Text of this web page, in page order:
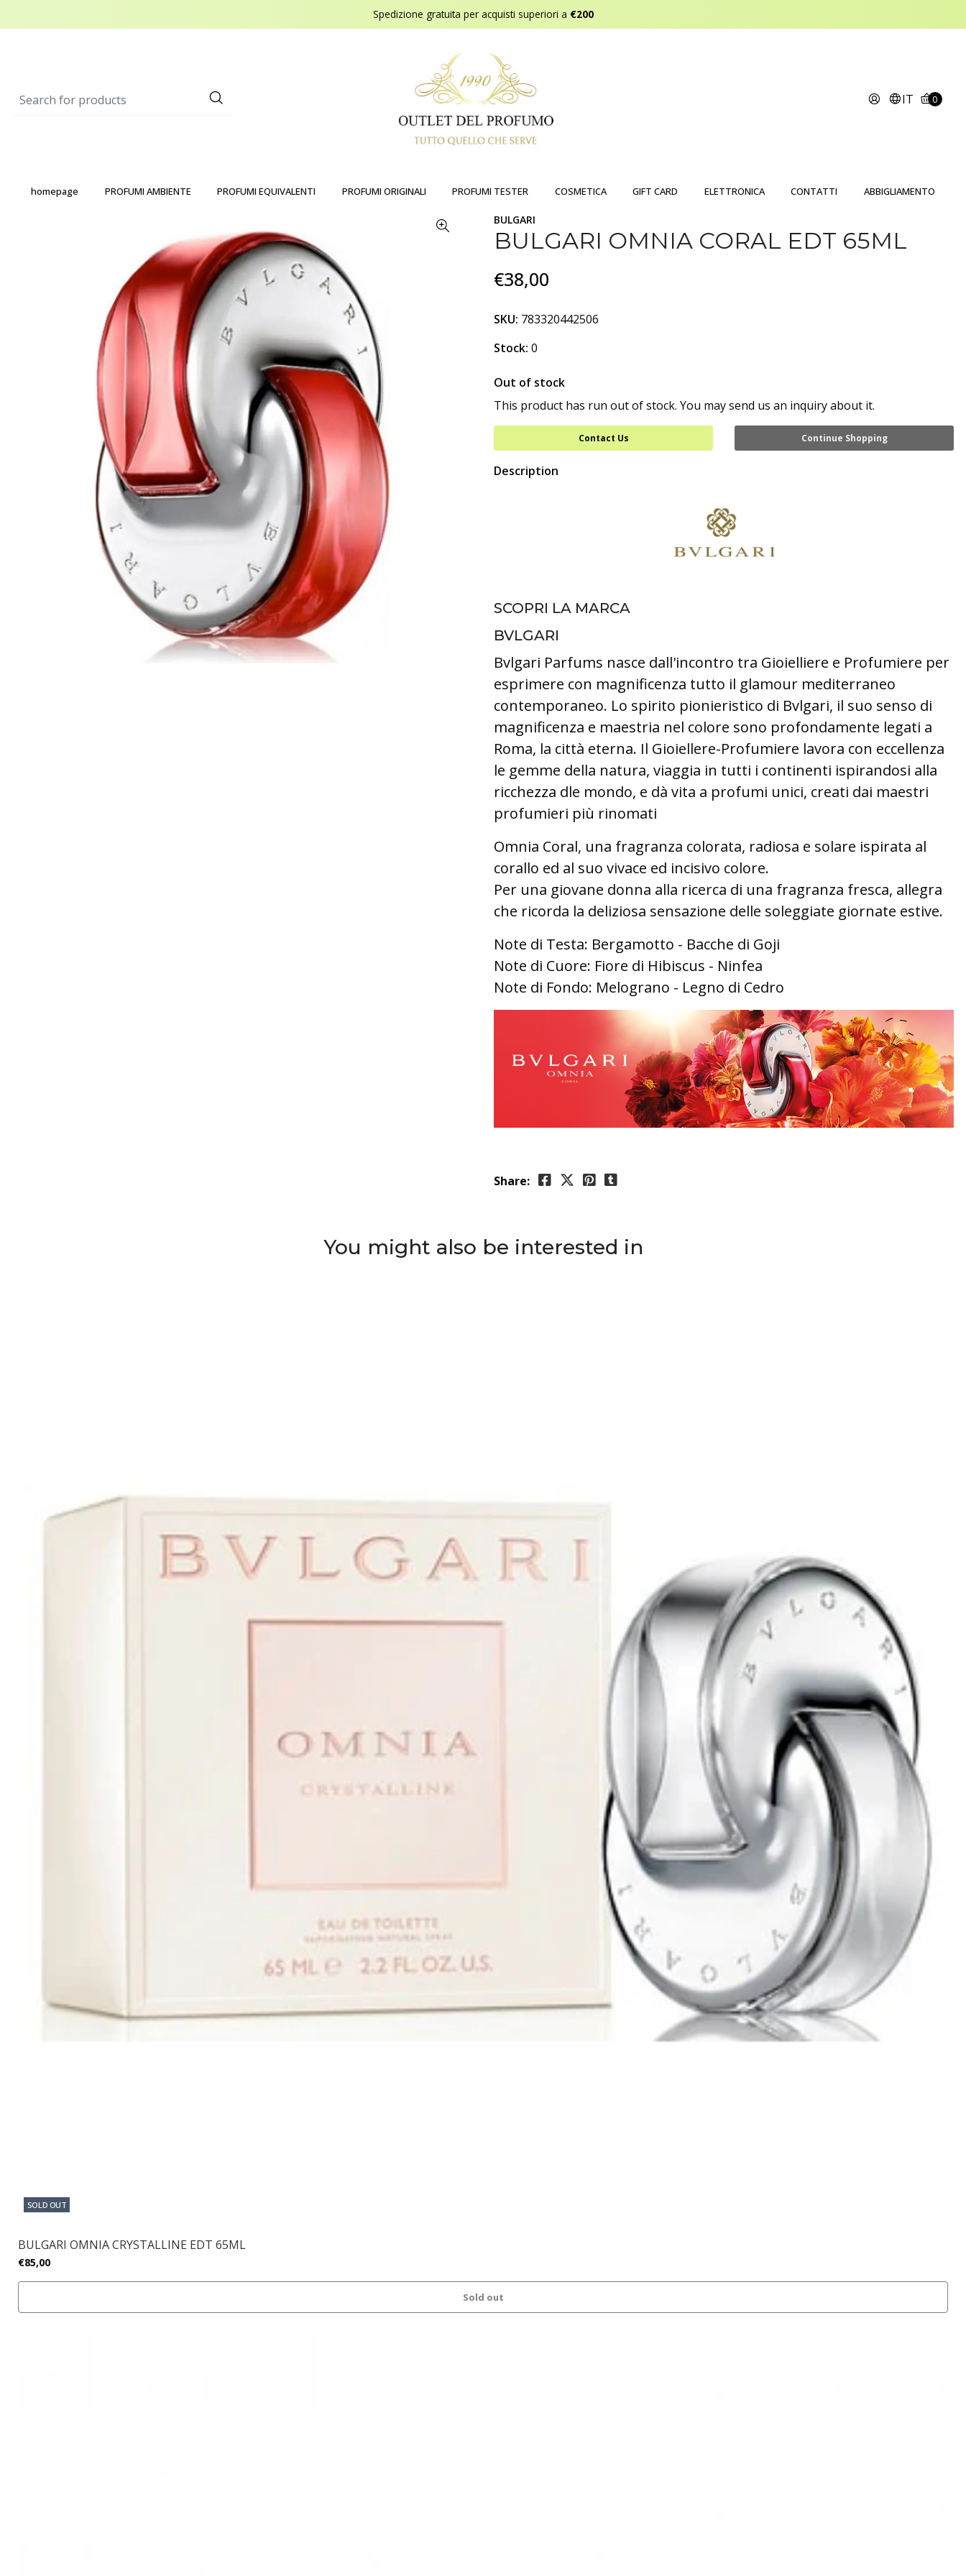
Spedizione gratuita per acquisti superiori a €200
IT 0
homepage PROFUMI AMBIENTE PROFUMI EQUIVALENTI PROFUMI ORIGINALI PROFUMI TESTER COSMETICA GIFT CARD ELETTRONICA CONTATTI ABBIGLIAMENTO
BULGARI
BULGARI OMNIA CORAL EDT 65ML
€38,00
SKU: 783320442506
Stock: 0
Out of stock
This product has run out of stock. You may send us an inquiry about it.
Contact Us Continue Shopping
Description
SCOPRI LA MARCA
BVLGARI
Bvlgari Parfums nasce dall'incontro tra Gioielliere e Profumiere per
esprimere con magnificenza tutto il glamour mediterraneo
contemporaneo. Lo spirito pionieristico di Bvlgari, il suo senso di
magnificenza e maestria nel colore sono profondamente legati a
Roma, la città eterna. Il Gioiellere-Profumiere lavora con eccellenza
le gemme della natura, viaggia in tutti i continenti ispirandosi alla
ricchezza dle mondo, e dà vita a profumi unici, creati dai maestri
profumieri più rinomati
Omnia Coral, una fragranza colorata, radiosa e solare ispirata al
corallo ed al suo vivace ed incisivo colore.
Per una giovane donna alla ricerca di una fragranza fresca, allegra
che ricorda la deliziosa sensazione delle soleggiate giornate estive.
Note di Testa: Bergamotto - Bacche di Goji
Note di Cuore: Fiore di Hibiscus - Ninfea
Note di Fondo: Melograno - Legno di Cedro
Share:
You might also be interested in
SOLD OUT
BULGARI OMNIA CRYSTALLINE EDT 65ML
€85,00
Sold out